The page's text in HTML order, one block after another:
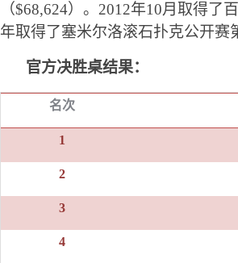
（$68,624）。2012年10月取得了
年取得了塞米尔洛滚石扑克公开赛
官方决胜桌结果：
名次
1
2
3
4